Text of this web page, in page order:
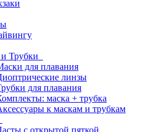
Трубки
для плавания
линзы
для плавания
маска + трубка
к маскам и трубкам
с открытой пяткой